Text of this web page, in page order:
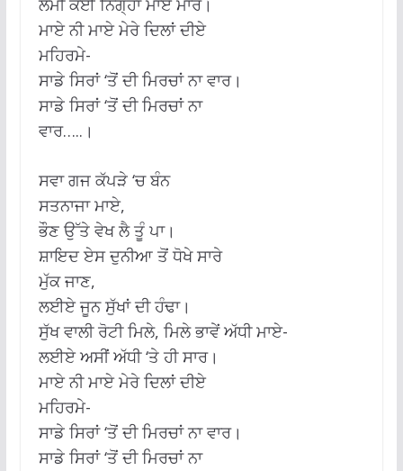
ਲੰਮੀ ਕੋਈ ਨਿਗ੍ਹਾ ਮਾਏ ਮਾਰ।
ਮਾਏ ਨੀ ਮਾਏ ਮੇਰੇ ਦਿਲਾਂ ਦੀਏ
ਮਹਿਰਮੇ-
ਸਾਡੇ ਸਿਰਾਂ ‘ਤੋਂ ਦੀ ਮਿਰਚਾਂ ਨਾ ਵਾਰ।
ਸਾਡੇ ਸਿਰਾਂ ‘ਤੋਂ ਦੀ ਮਿਰਚਾਂ ਨਾ
ਵਾਰ…..।
ਸਵਾ ਗਜ ਕੱਪੜੇ ‘ਚ ਬੰਨ
ਸਤਨਾਜਾ ਮਾਏ,
ਭੌਣ ਉੱਤੇ ਵੇਖ ਲੈ ਤੂੰ ਪਾ।
ਸ਼ਾਇਦ ਏਸ ਦੁਨੀਆ ਤੋਂ ਧੋਖੇ ਸਾਰੇ
ਮੁੱਕ ਜਾਣ,
ਲਈਏ ਜੂਨ ਸੁੱਖਾਂ ਦੀ ਹੰਢਾ।
ਸੁੱਖ ਵਾਲੀ ਰੋਟੀ ਮਿਲੇ, ਮਿਲੇ ਭਾਵੇਂ ਅੱਧੀ ਮਾਏ-
ਲਈਏ ਅਸੀਂ ਅੱਧੀ ‘ਤੇ ਹੀ ਸਾਰ।
ਮਾਏ ਨੀ ਮਾਏ ਮੇਰੇ ਦਿਲਾਂ ਦੀਏ
ਮਹਿਰਮੇ-
ਸਾਡੇ ਸਿਰਾਂ ‘ਤੋਂ ਦੀ ਮਿਰਚਾਂ ਨਾ ਵਾਰ।
ਸਾਡੇ ਸਿਰਾਂ ‘ਤੋਂ ਦੀ ਮਿਰਚਾਂ ਨਾ